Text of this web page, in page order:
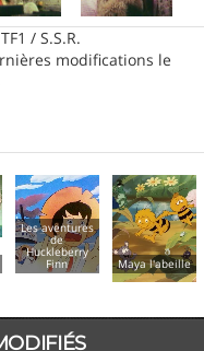
/ S.S.R.
modifications le
Les aventures
de
Huckleberry
Finn Maya l'abeille